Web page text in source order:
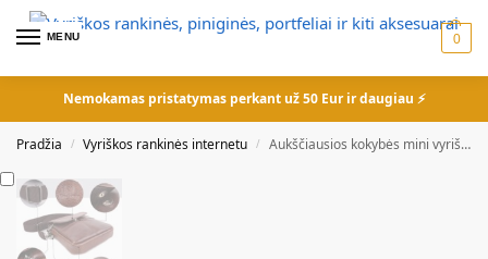
MENU 0
Nemokamas pristatymas perkant už 50 Eur ir daugiau ⚡
Pradžia / Vyriškos rankinės internetu / Aukščiausios kokybės mini vyriška rankinė! Natūrali oda!